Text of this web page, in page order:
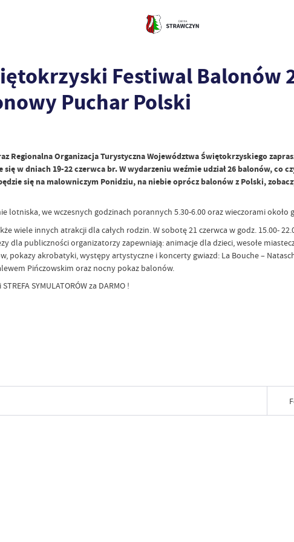
Festiwal Balonów
Puchar Polski
Regionalna Organizacja Turystyczna Województwa Świętokrzyskiego
w dniach 19-22 czerwca br. W wydarzeniu weźmie udział 26 balonów, co
się na malowniczym Ponidziu, na niebie oprócz balonów z Polski,
we wczesnych godzinach porannych 5.30-6.00 oraz wieczorami około
innych atrakcji dla całych rodzin. W sobotę 21 czerwca w godz. 15.00-
dla publiczności organizatorzy zapewniają: animacje dla dzieci, wesołe
akrobatyki, występy artystyczne i koncerty gwiazd: La Bouche –
Pińczowskim oraz nocny pokaz balonów.
SYMULATORÓW za DARMO !